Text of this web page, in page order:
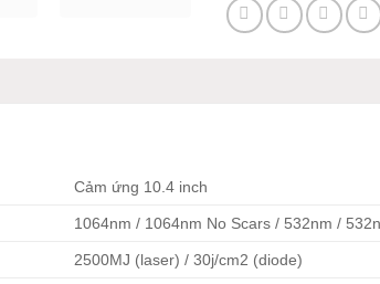
Cảm ứng 10.4 inch
1064nm / 1064nm No Scars / 532nm /
2500MJ (laser) / 30j/cm2 (diode)